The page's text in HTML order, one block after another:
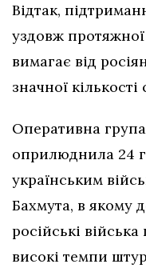
Відтак,
уздовж протяжної
вимагає від
значної кількості
Оперативна
оприлюднила 24
українським
Бахмута, в якому
російські
високі темпи